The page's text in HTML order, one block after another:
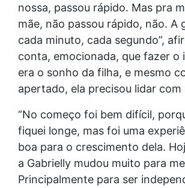
nossa, passou rápido. Mas pra
mãe, não passou rápido, não. A
cada minuto, cada segundo”,
conta, emocionada, que fazer o
era o sonho da filha, e mesmo
apertado, ela precisou lidar com
“No começo foi bem difícil,
fiquei longe, mas foi uma
boa para o crescimento dela.
a Gabrielly mudou muito para
Principalmente para ser